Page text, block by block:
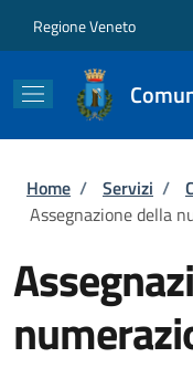
Regione Veneto
Briciole di
Home / Servizi /
Assegnazione della